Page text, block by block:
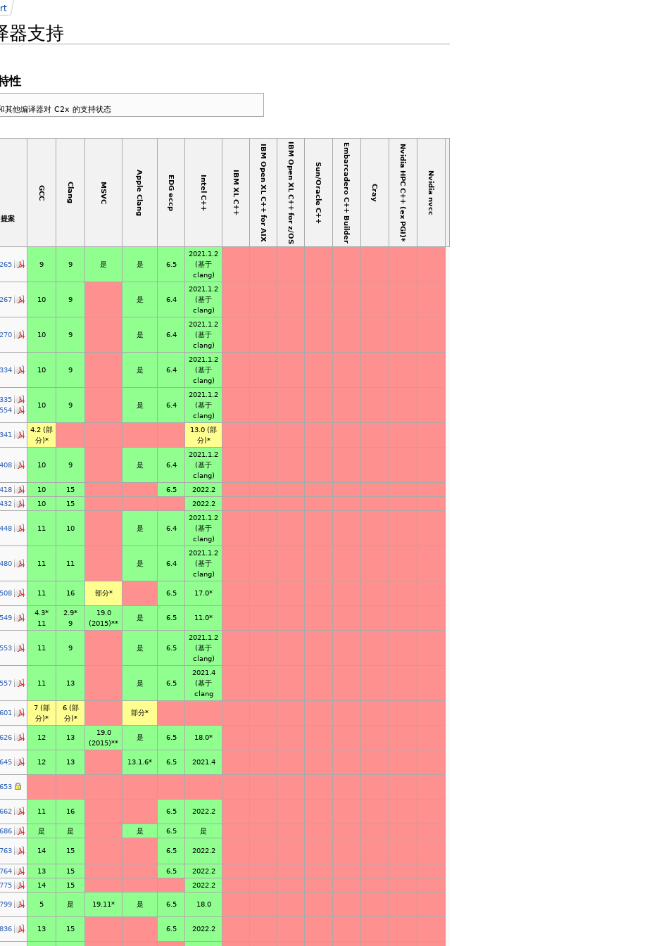
器支持
性
他编译器对 C2x 的支持状态
提案
GCC Clang MSVC Apple Clang EDG eccp Intel C++ IBM XL C++ IBM Open XL C++ for AIX IBM Open XL C++ for z/OS Sun/Oracle C++ Embarcadero C++ Builder Cray Nvidia HPC C++ (ex PGI)* Nvidia nvcc
9 9 是 是 6.5
2021.1.2
(基于
clang)
10 9 是 6.4
2021.1.2
(基于
clang)
10 9 是 6.4
2021.1.2
(基于
clang)
10 9 是 6.4
2021.1.2
(基于
clang)
10 9 是 6.4
2021.1.2
(基于
clang)
4.2 (部
分)*
13.0 (部
分)*
10 9 是 6.4
2021.1.2
(基于
clang)
10 15 6.5
2022.2
10 15 2022.2
11 10 是 6.4
2021.1.2
(基于
clang)
11 11 是 6.4
2021.1.2
(基于
clang)
11 16 部分* 6.5 17.0*
4.3*
11
2.9*
9
19.0
(2015)**
是 6.5 11.0*
11 9 是 6.5
2021.1.2
(基于
clang)
11 13 是 6.5
2021.4
(基于
clang
7 (部
分)*
6 (部
分)*
部分*
12 13
19.0
(2015)**
是 6.5 18.0*
12 13 13.1.6* 6.5 2021.4
11 16 6.5 2022.2
是 是 是 6.5
是
14 15 6.5 2022.2
13 15 6.5
2022.2
14 15
2022.2
5 是 19.11* 是 6.5 18.0
13 15 6.5 2022.2